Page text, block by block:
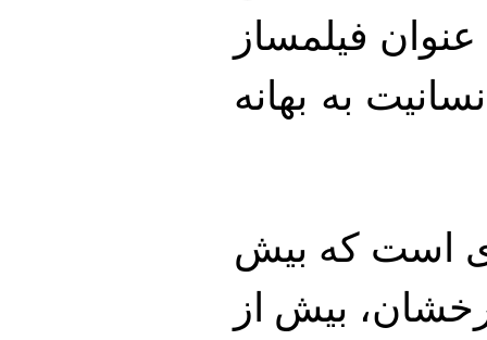
فیلمساز
به بهانه
است که بیش
بیش از